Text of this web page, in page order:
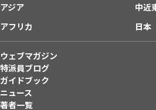
アジア
中近
アフリカ
日本
ウェブマガジン
特派員ブログ
ガイドブック
ニュース
著者一覧